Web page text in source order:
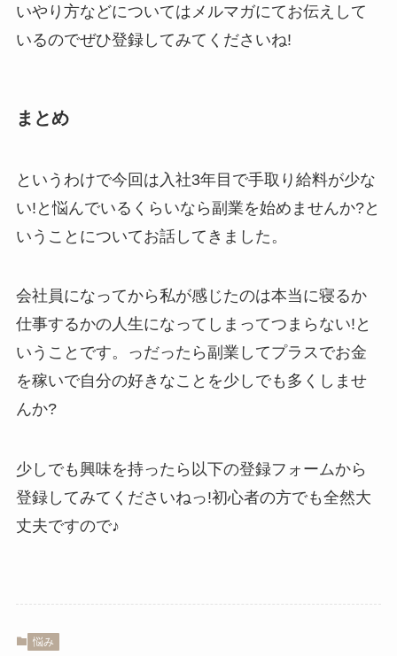
いやり方などについてはメルマガにてお伝えして
いるのでぜひ登録してみてくださいね!
まとめ
というわけで今回は入社3年目で手取り給料が少な
い!と悩んでいるくらいなら副業を始めませんか?と
いうことについてお話してきました。
会社員になってから私が感じたのは本当に寝るか
仕事するかの人生になってしまってつまらない!と
いうことです。っだったら副業してプラスでお金
を稼いで自分の好きなことを少しでも多くしませ
んか?
少しでも興味を持ったら以下の登録フォームから
登録してみてくださいねっ!初心者の方でも全然大
丈夫ですので♪
悩み